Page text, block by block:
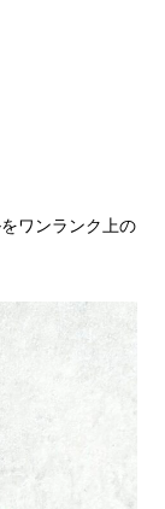
ワンランク上の